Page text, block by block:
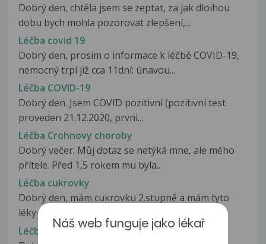
Dobrý den, chtěla jsem se zeptat, za jak dloihou
dobu bych mohla pozorovat zlepšení,...
Léčba covid 19
Dobrý den, prosím o informace k léčbě COVID-19,
nemocný trpí již cca 11dní: únavou...
Léčba COVID-19
Dobrý den. Jsem COVID pozitivní (pozitivní test
proveden 21.12.2020, prvni...
Léčba Crohnovy choroby
Dobrý večer. Můj dotaz se netýká mne, ale mého
přítele. Před 1,5 rokem mu byla...
Léčba cukrovky
Dobrý den, mám cukrovku 2.stupně a mám tyto
léky-Glyclada 60mg...
Léčba cukrovky, dieta
Náš web funguje jako lékař